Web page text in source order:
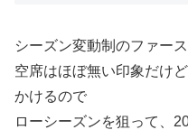
シーズン変動制のファー
空席はほぼ無い印象だけ
かけるので
ローシーズンを狙って、